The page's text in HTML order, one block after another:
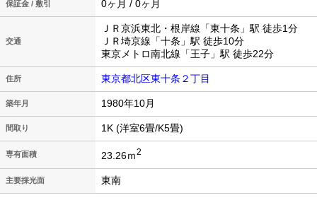
保証金 / 敷引 0ヶ月 / 0ヶ月
交通
ＪＲ京浜東北・根岸線「東十条」駅 徒歩1分
ＪＲ埼京線「十条」駅 徒歩10分
東京メトロ南北線「王子」駅 徒歩22分
住所 東京都北区東十条２丁目
築年月 1980年10月
間取り 1K (洋室6畳/K5畳)
専有面積 23.26ｍ2
主要採光面 東南